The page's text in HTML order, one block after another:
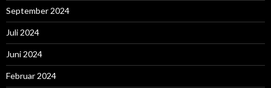
September 2024
Juli 2024
Juni 2024
Februar 2024